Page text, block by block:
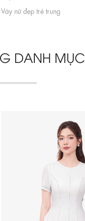
Váy nữ đẹp trẻ trung
DANH MỤC